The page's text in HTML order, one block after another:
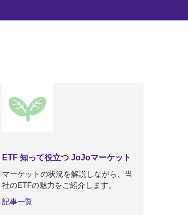
ETF 知って役立つ JoJoマーケット
マーケットの状況を解説しながら、当
社のETFの魅力をご紹介します。
記事一覧